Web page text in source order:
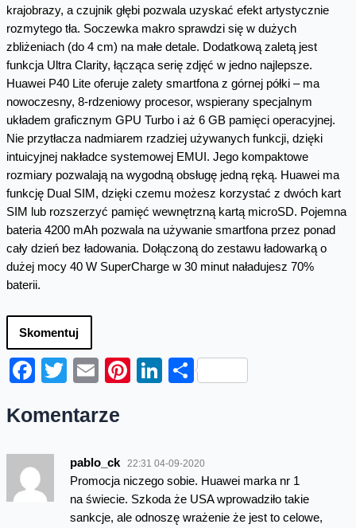
krajobrazy, a czujnik głębi pozwala uzyskać efekt artystycznie
rozmytego tła. Soczewka makro sprawdzi się w dużych
zbliżeniach (do 4 cm) na małe detale. Dodatkową zaletą jest
funkcja Ultra Clarity, łącząca serię zdjęć w jedno najlepsze.
Huawei P40 Lite oferuje zalety smartfona z górnej półki – ma
nowoczesny, 8-rdzeniowy procesor, wspierany specjalnym
układem graficznym GPU Turbo i aż 6 GB pamięci operacyjnej.
Nie przytłacza nadmiarem rzadziej używanych funkcji, dzięki
intuicyjnej nakładce systemowej EMUI. Jego kompaktowe
rozmiary pozwalają na wygodną obsługę jedną ręką. Huawei ma
funkcję Dual SIM, dzięki czemu możesz korzystać z dwóch kart
SIM lub rozszerzyć pamięć wewnętrzną kartą microSD. Pojemna
bateria 4200 mAh pozwala na używanie smartfona przez ponad
cały dzień bez ładowania. Dołączoną do zestawu ładowarką o
dużej mocy 40 W SuperCharge w 30 minut naładujesz 70%
baterii.
Skomentuj
Facebook
Twitter
EmailPinterest
LinkedIn
Share
Komentarze
pablo_ck 22:31 04-09-2020
Promocja niczego sobie. Huawei marka nr 1
na świecie. Szkoda że USA wprowadziło takie
sankcje, ale odnoszę wrażenie że jest to celowe,